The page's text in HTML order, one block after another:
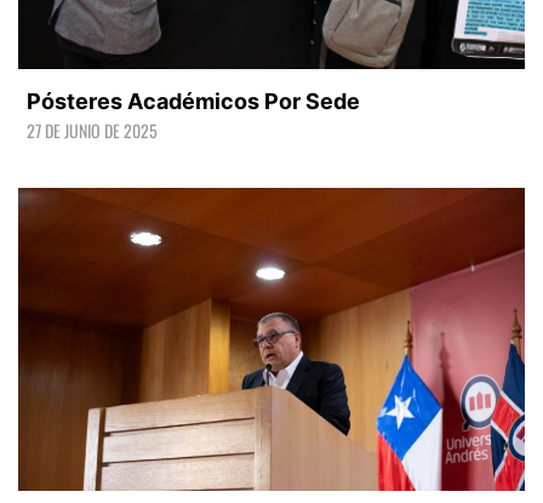
Pósteres Académicos Por Sede
27 DE JUNIO DE 2025